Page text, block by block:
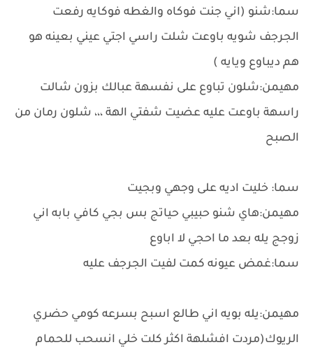
سما:شنو (اني جنت فوكاه والغطه فوكايه رفعت
الجرجف شويه باوعت شلت راسي اجتي عيني بعينه هو
هم ديباوع ويايه )
مهيمن:شلون تباوع على نفسهة عبالك بزون شالت
راسهة باوعت عليه عضيت شفتي الهة ،،، شلون رمان من
الصبح
سما: خليت اديه على وجهي وبجيت
مهيمن:هاي شنو حبيبي حياتج بس بجي كافي بابه اني
زوجج يله بعد ما احجي لا اباوع
سما:غمض عيونه كمت لفيت الجرجف عليه
مهيمن:يله بويه اني طالع اسبح بسرعه كومي حضري
الريوك(مردت افشلهة اكثر كلت خلي انسحب للحمام